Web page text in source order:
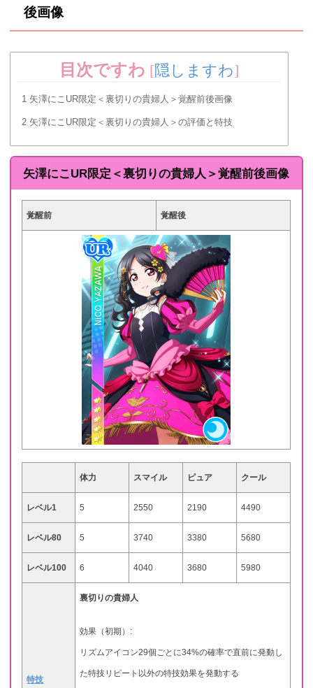
後画像
目次ですわ [隠しますわ]
1 矢澤にこUR限定＜裏切りの貴婦人＞覚醒前後画像
2 矢澤にこUR限定＜裏切りの貴婦人＞の評価と特技
矢澤にこUR限定＜裏切りの貴婦人＞覚醒前後画像
覚醒前 覚醒後
体力 スマイル ピュア クール
レベル1 5 2550 2190 4490
レベル80 5 3740 3380 5680
レベル100 6 4040 3680 5980
特技
裏切りの貴婦人
効果（初期）:
リズムアイコン29個ごとに34%の確率で直前に発動し
た特技リピート以外の特技効果を発動する